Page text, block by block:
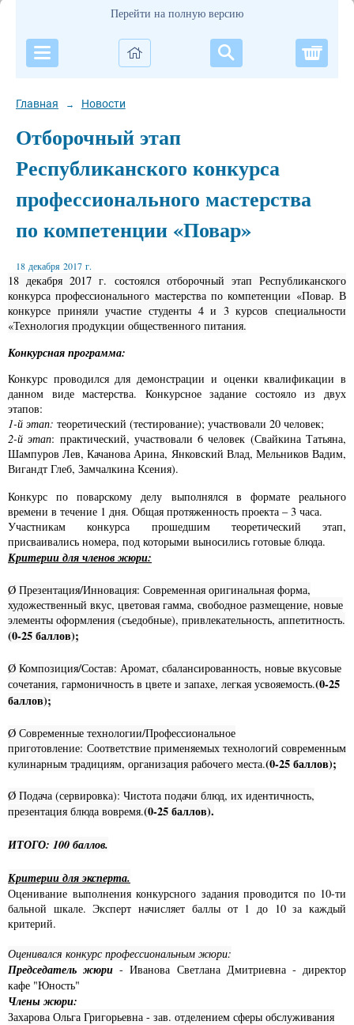
Перейти на полную версию
Главная → Новости
Отборочный этап
Республиканского конкурса
профессионального мастерства
по компетенции «Повар»
18 декабря 2017 г.
18 декабря 2017 г. состоялся отборочный этап Республиканского
конкурса профессионального мастерства по компетенции «Повар. В
конкурсе приняли участие студенты 4 и 3 курсов специальности
«Технология продукции общественного питания.
Конкурсная программа:
Конкурс проводился для демонстрации и оценки квалификации в
данном виде мастерства. Конкурсное задание состояло из двух
этапов:
1-й этап: теоретический (тестирование); участвовали 20 человек;
2-й этап: практический, участвовали 6 человек (Свайкина Татьяна,
Шампуров Лев, Качанова Арина, Янковский Влад, Мельников Вадим,
Вигандт Глеб, Замчалкина Ксения).
Конкурс по поварскому делу выполнялся в формате реального
времени в течение 1 дня. Общая протяженность проекта – 3 часа.
Участникам конкурса прошедшим теоретический этап,
присваивались номера, под которыми выносились готовые блюда.
Критерии для членов жюри:
Ø Презентация/Инновация: Современная оригинальная форма,
художественный вкус, цветовая гамма, свободное размещение, новые
элементы оформления (съедобные), привлекательность, аппетитность.
(0-25 баллов);
Ø Композиция/Состав: Аромат, сбалансированность, новые вкусовые
сочетания, гармоничность в цвете и запахе, легкая усвояемость.(0-25
баллов);
Ø Современные технологии/Профессиональное
приготовление: Соответствие применяемых технологий современным
кулинарным традициям, организация рабочего места.(0-25 баллов);
Ø Подача (сервировка): Чистота подачи блюд, их идентичность,
презентация блюда вовремя.(0-25 баллов).
ИТОГО: 100 баллов.
Критерии для эксперта.
Оценивание выполнения конкурсного задания проводится по 10-ти
бальной шкале. Эксперт начисляет баллы от 1 до 10 за каждый
критерий.
Оценивался конкурс профессиональным жюри:
Председатель жюри - Иванова Светлана Дмитриевна - директор
кафе "Юность"
Члены жюри:
Захарова Ольга Григорьевна - зав. отделением сферы обслуживания